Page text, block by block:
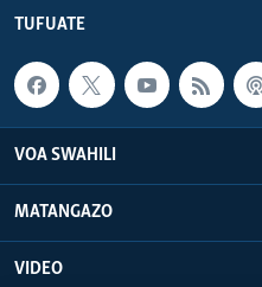
TUFUATE
VOA SWAHILI
MATANGAZO
VIDEO